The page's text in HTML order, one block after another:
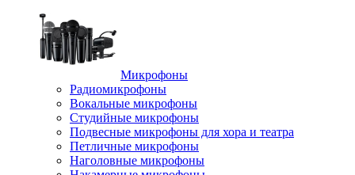
Микрофоны
Радиомикрофоны
Вокальные микрофоны
Студийные микрофоны
Подвесные микрофоны для хора и театра
Петличные микрофоны
Наголовные микрофоны